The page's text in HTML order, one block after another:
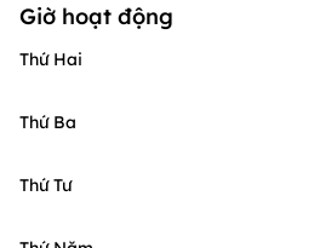
Giờ hoạt động
Thứ Hai
Thứ Ba
Thứ Tư